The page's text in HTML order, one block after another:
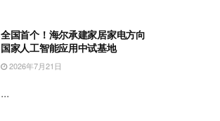
全国首个！海尔承建家居家电方向
国家人工智能应用中试基地
2026年7月21日
...